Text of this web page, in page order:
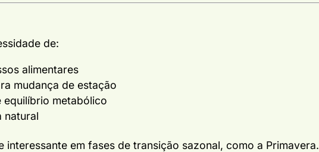
de:
alimentares
mudança de estação
metabólico
natural
interessante em fases de transição sazonal, como a Primavera.